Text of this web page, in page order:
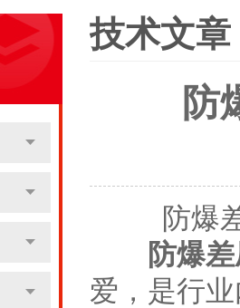
技术文章
防
防爆差
防爆
爱，是行